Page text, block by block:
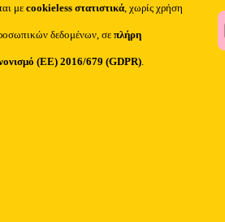
μεcookieless στατιστικά , χωρίς χρήση
δεδομένων, σεπλήρη
(ΕΕ) 2016/679 (GDPR)